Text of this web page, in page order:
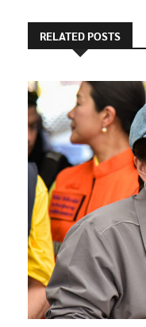
RELATED POSTS